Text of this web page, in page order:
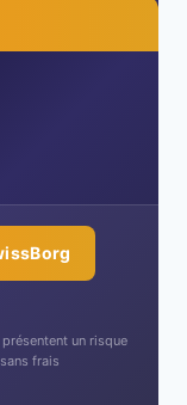
un risque
frais